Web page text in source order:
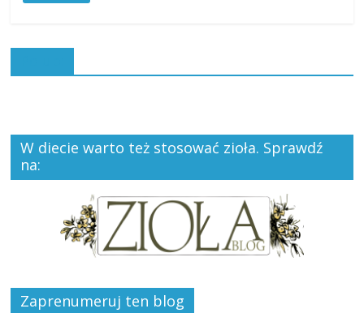
W diecie warto też stosować zioła. Sprawdź
na:
Zaprenumeruj ten blog